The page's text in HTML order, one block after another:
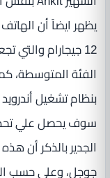
يظهر ايضاً أن
12 جيجارام
الفئة المتوسطة،
الجدير بالذكر أن
جوجل، وعلي حسب